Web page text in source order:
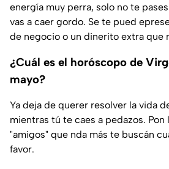
energía muy perra, solo no te
vas a caer gordo. Se te pued
de negocio o un dinerito extra que
¿Cuál es el horóscopo de
mayo?
Ya deja de querer resolver la vida
mientras tú te caes a pedazos.
"amigos" que nda más te buscán
favor.